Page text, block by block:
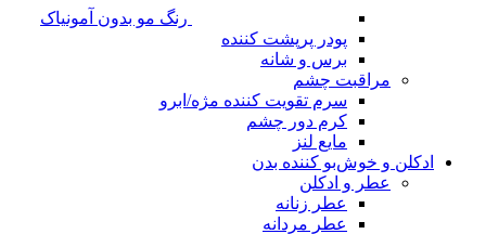
رنگ مو بدون آمونیاک
پودر پرپشت کننده
برس و شانه
مراقبت چشم
سرم تقویت کننده مژه/ابرو
کرم دور چشم
مایع لنز
ادکلن و خوش‌بو کننده بدن
عطر و ادکلن
عطر زنانه
عطر مردانه